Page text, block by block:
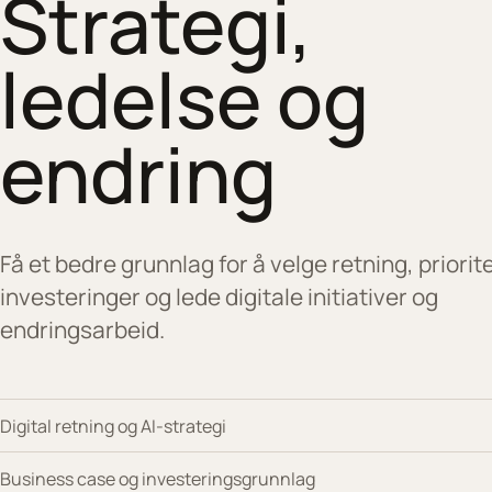
Strategi,
ledelse og
endring
Få et bedre grunnlag for å velge retning,
investeringer og lede digitale initiativer og
endringsarbeid.
Digital retning og AI-strategi
Business case og investeringsgrunnlag